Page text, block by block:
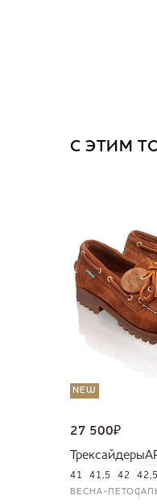
С ЭТИМ
NEW
27 500₽
Трексайдеры
41 41,5 42 42,5
ВЕСНА-ЛЕТО